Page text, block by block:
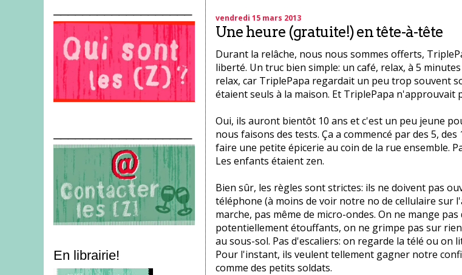
En librairie!
vendredi 15 mars 2013
Une heure (gratuite!) en tête-à-tête
Durant la relâche, nous nous sommes offerts,
liberté. Un truc bien simple: un café, relax, à 5
relax, car TriplePapa regardait un peu trop souvent
étaient seuls à la maison. Et TriplePapa n'approuvait
Oui, ils auront bientôt 10 ans et c'est un peu jeune
nous faisons des tests. Ça a commencé par des 5,
faire une petite épicerie au coin de la rue ensemble.
Les enfants étaient zen.
Bien sûr, les règles sont strictes: ils ne doivent pas
téléphone (à moins de voir notre no de cellulaire sur
marche, pas même de micro-ondes. On ne mange
potentiellement étouffants, on ne grimpe pas sur
au sous-sol. Pas d'escaliers: on regarde la télé ou on
Pour l'instant, ils veulent tellement gagner notre
comme des petits soldats.